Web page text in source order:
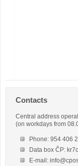
Contacts
Central address
(on workdays from
Phone: 954 406
Data box ČP:
E-mail: